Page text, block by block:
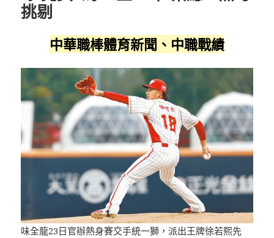
挑剔
中華職棒體育新聞、中職戰績
味全龍23日官辦熱身賽交手統一獅，派出王牌徐若熙先